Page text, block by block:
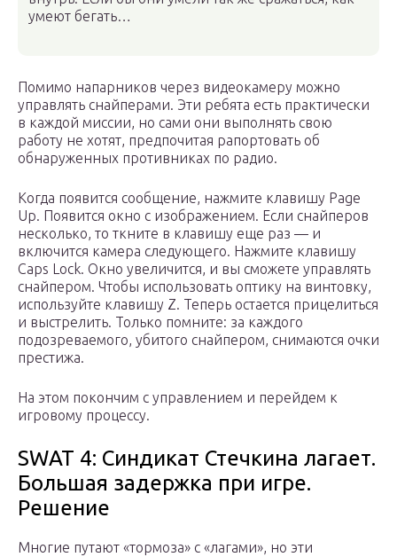
умеют бегать…
Помимо напарников через видеокамеру можно
управлять снайперами. Эти ребята есть практически
в каждой миссии, но сами они выполнять свою
работу не хотят, предпочитая рапортовать об
обнаруженных противниках по радио.
Когда появится сообщение, нажмите клавишу Page
Up. Появится окно с изображением. Если снайперов
несколько, то ткните в клавишу еще раз — и
включится камера следующего. Нажмите клавишу
Caps Lock. Окно увеличится, и вы сможете управлять
снайпером. Чтобы использовать оптику на винтовку,
используйте клавишу Z. Теперь остается прицелиться
и выстрелить. Только помните: за каждого
подозреваемого, убитого снайпером, снимаются очки
престижа.
На этом покончим с управлением и перейдем к
игровому процессу.
SWAT 4: Синдикат Стечкина лагает.
Большая задержка при игре.
Решение
Многие путают «тормоза» с «лагами», но эти